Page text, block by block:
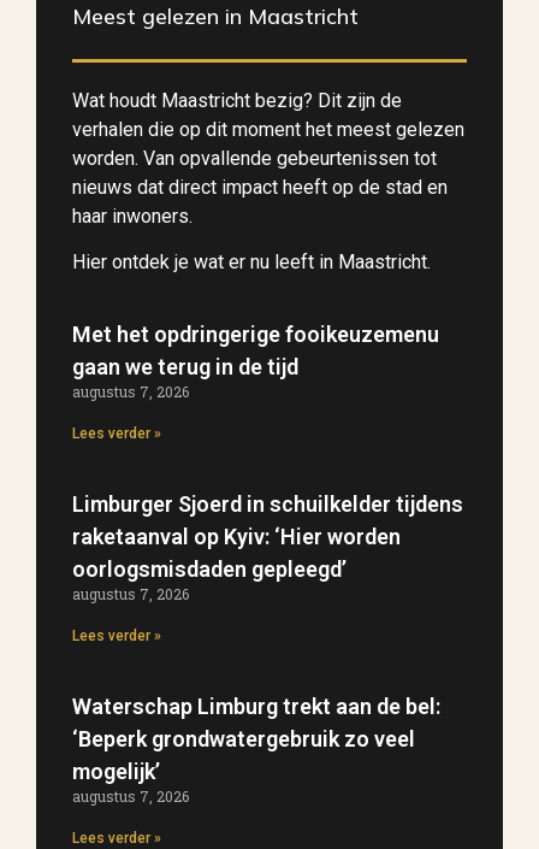
Meest gelezen in Maastricht
Wat houdt Maastricht bezig? Dit zijn de
verhalen die op dit moment het meest gelezen
worden. Van opvallende gebeurtenissen tot
nieuws dat direct impact heeft op de stad en
haar inwoners.
Hier ontdek je wat er nu leeft in Maastricht.
Met het opdringerige fooikeuzemenu
gaan we terug in de tijd
augustus 7, 2026
Lees verder »
Limburger Sjoerd in schuilkelder tijdens
raketaanval op Kyiv: ‘Hier worden
oorlogsmisdaden gepleegd’
augustus 7, 2026
Lees verder »
Waterschap Limburg trekt aan de bel:
‘Beperk grondwatergebruik zo veel
mogelijk’
augustus 7, 2026
Lees verder »